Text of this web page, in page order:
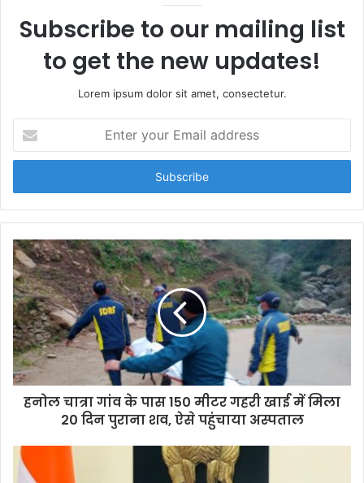
Subscribe to our mailing list
to get the new updates!
Lorem ipsum dolor sit amet, consectetur.
t
r
y
u
r
E
m
a
i
l
a
d
हनोल चात्रा गांव के पास 150 मीटर गहरी खाई में मिला
20 दिन पुराना शव, ऐसे पहुंचाया अस्पताल